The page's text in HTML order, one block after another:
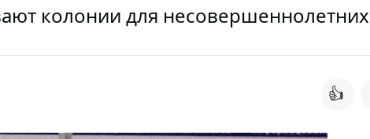
колонии для несовершеннолетних
👍